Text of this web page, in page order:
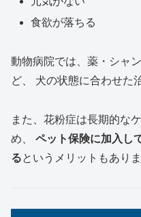
食欲が落ちる
動物病院では、薬・シャ
ど、 犬の状態に合わせた
また、花粉症は長期的な
め、 ペット保険に加入し
るというメリットもありま